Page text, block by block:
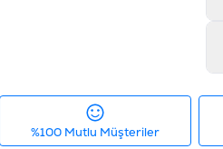
%100 Mutlu Müşteriler